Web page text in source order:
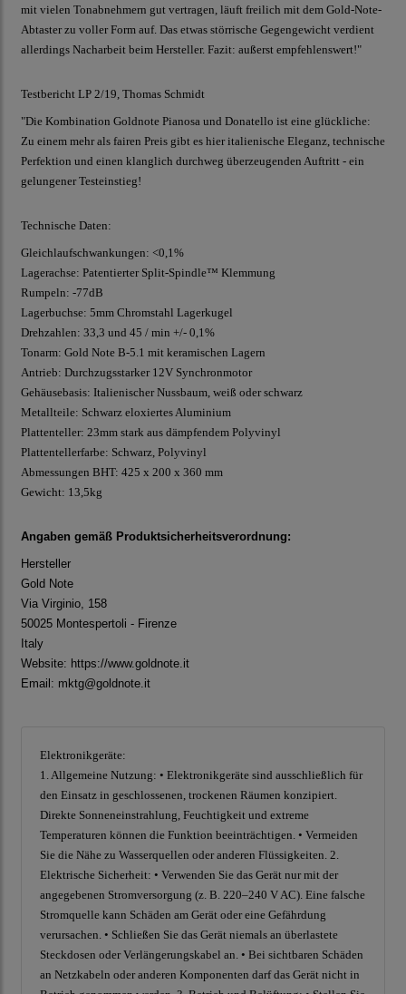
mit vielen Tonabnehmern gut vertragen, läuft freilich mit dem Gold-Note-
Abtaster zu voller Form auf. Das etwas störrische Gegengewicht verdient
allerdings Nacharbeit beim Hersteller. Fazit: außerst empfehlenswert!"
Testbericht LP 2/19, Thomas Schmidt
"Die Kombination Goldnote Pianosa und Donatello ist eine glückliche:
Zu einem mehr als fairen Preis gibt es hier italienische Eleganz, technische
Perfektion und einen klanglich durchweg überzeugenden Auftritt - ein
gelungener Testeinstieg!
Technische Daten:
Gleichlaufschwankungen: <0,1%
Lagerachse: Patentierter Split-Spindle™ Klemmung
Rumpeln: -77dB
Lagerbuchse: 5mm Chromstahl Lagerkugel
Drehzahlen: 33,3 und 45 / min +/- 0,1%
Tonarm: Gold Note B-5.1 mit keramischen Lagern
Antrieb: Durchzugsstarker 12V Synchronmotor
Gehäusebasis: Italienischer Nussbaum, weiß oder schwarz
Metallteile: Schwarz eloxiertes Aluminium
Plattenteller: 23mm stark aus dämpfendem Polyvinyl
Plattentellerfarbe: Schwarz, Polyvinyl
Abmessungen BHT: 425 x 200 x 360 mm
Gewicht: 13,5kg
Angaben gemäß Produktsicherheitsverordnung:
Hersteller
Gold Note
Via Virginio, 158
50025 Montespertoli - Firenze
Italy
Website: https://www.goldnote.it
Email: mktg@goldnote.it
Elektronikgeräte:
1. Allgemeine Nutzung: • Elektronikgeräte sind ausschließlich für
den Einsatz in geschlossenen, trockenen Räumen konzipiert.
Direkte Sonneneinstrahlung, Feuchtigkeit und extreme
Temperaturen können die Funktion beeinträchtigen. • Vermeiden
Sie die Nähe zu Wasserquellen oder anderen Flüssigkeiten. 2.
Elektrische Sicherheit: • Verwenden Sie das Gerät nur mit der
angegebenen Stromversorgung (z. B. 220–240 V AC). Eine falsche
Stromquelle kann Schäden am Gerät oder eine Gefährdung
verursachen. • Schließen Sie das Gerät niemals an überlastete
Steckdosen oder Verlängerungskabel an. • Bei sichtbaren Schäden
an Netzkabeln oder anderen Komponenten darf das Gerät nicht in